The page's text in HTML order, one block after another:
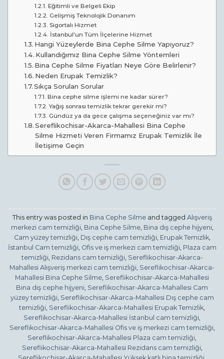
Eğitimli ve Belgeli Ekip
Gelişmiş Teknolojik Donanım
Sigortalı Hizmet
İstanbul’un Tüm İlçelerine Hizmet
Hangi Yüzeylerde Bina Cephe Silme Yapıyoruz?
Kullandığımız Bina Cephe Silme Yöntemleri
Bina Cephe Silme Fiyatları Neye Göre Belirlenir?
Neden Erupak Temizlik?
Sıkça Sorulan Sorular
Bina cephe silme işlemi ne kadar sürer?
Yağış sonrası temizlik tekrar gerekir mi?
Gündüz ya da gece çalışma seçeneğiniz var mı?
Sereflikochisar-Akarca-Mahallesi Bina Cephe
Silme Hizmeti Veren Firmamız Erupak Temizlik İle
İletişime Geçin
This entry was posted in Bina Cephe Silmeand tagged Alışveriş
merkezi cam temizliği, Bina Cephe Silme, Bina dış cephe hijyeni,
Cam yüzey temizliği, Dış cephe cam temizliği, Erupak Temizlik,
İstanbul Cam temizliği, Ofis ve iş merkezi cam temizliği, Plaza cam
temizliği, Rezidans cam temizliği, Sereflikochisar-Akarca-
Mahallesi Alışveriş merkezi cam temizliği Sereflikochisar-Akarca-
Mahallesi Bina Cephe Silme Sereflikochisar-Akarca-Mahallesi
Bina dış cephe hijyeni Sereflikochisar-Akarca-Mahallesi Cam
yüzey temizliği, Sereflikochisar-Akarca-Mahallesi Dış cephe cam
temizliği Sereflikochisar-Akarca-Mahallesi Erupak Temizlik
Sereflikochisar-Akarca-Mahallesi İstanbul cam temizliği
Sereflikochisar-Akarca-Mahallesi Ofis ve iş merkezi cam temizliği,
Sereflikochisar-Akarca-Mahallesi Plaza cam temizliği
Sereflikochisar-Akarca-Mahallesi Rezidans cam temizliği,